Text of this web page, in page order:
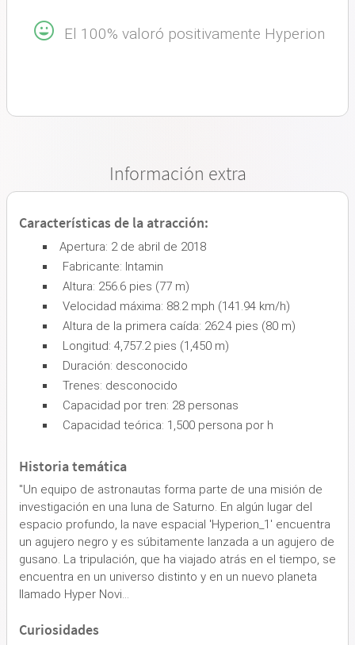
El 100% valoró positivamente Hyperion
Información extra
Características de la atracción:
Apertura: 2 de abril de 2018
Fabricante: Intamin
Altura: 256.6 pies (77 m)
Velocidad máxima: 88.2 mph (141.94 km/h)
Altura de la primera caída: 262.4 pies (80 m)
Longitud: 4,757.2 pies (1,450 m)
Duración: desconocido
Trenes: desconocido
Capacidad por tren: 28 personas
Capacidad teórica: 1,500 persona por h
Historia temática
"Un equipo de astronautas forma parte de una misión de
investigación en una luna de Saturno. En algún lugar del
espacio profundo, la nave espacial 'Hyperion_1' encuentra
un agujero negro y es súbitamente lanzada a un agujero de
gusano. La tripulación, que ha viajado atrás en el tiempo, se
encuentra en un universo distinto y en un nuevo planeta
llamado Hyper Novi...
Curiosidades